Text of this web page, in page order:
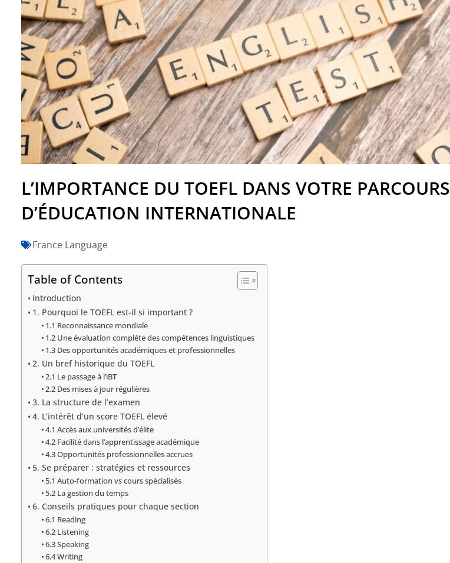
L’IMPORTANCE DU TOEFL DANS VOTRE PARCOURS
D’ÉDUCATION INTERNATIONALE
France Language
Table of Contents
Introduction
1. Pourquoi le TOEFL est-il si important ?
1.1 Reconnaissance mondiale
1.2 Une évaluation complète des compétences linguistiques
1.3 Des opportunités académiques et professionnelles
2. Un bref historique du TOEFL
2.1 Le passage à l’iBT
2.2 Des mises à jour régulières
3. La structure de l’examen
4. L’intérêt d’un score TOEFL élevé
4.1 Accès aux universités d’élite
4.2 Facilité dans l’apprentissage académique
4.3 Opportunités professionnelles accrues
5. Se préparer : stratégies et ressources
5.1 Auto-formation vs cours spécialisés
5.2 La gestion du temps
6. Conseils pratiques pour chaque section
6.1 Reading
6.2 Listening
6.3 Speaking
6.4 Writing